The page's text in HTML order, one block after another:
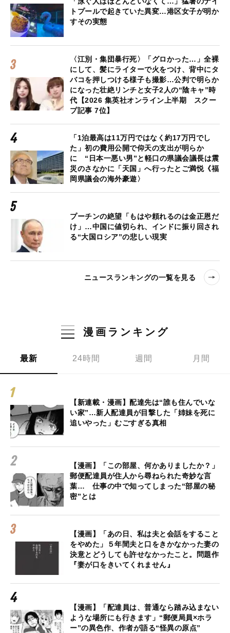
トプールで起きていた異変…港区女子が明か
すその実態
〈江別・集団暴行死〉「グロかった…」全裸
にして、髪にライターで火をつけ、背中にタ
バコを押しつける様子も撮影…公判で明らか
になった壮絶リンチと女子2人の“陰キャ”時
代【2026 集英社オンライン上半期 スクー
プ記事 7位】
「1泊最高は11万円ではなく約17万円でし
た」初の費用公開で仰天の支出が明らか
に “日本一悪い男”と軽口の県議会議長は震
災のさなかに「天国」へ行ったとご満悦《福
岡県議会の海外豪遊〉
プーチンの絶望「もはや頼れるのは金正恩だ
け」…中国に値切られ、インドに振り回され
る“大国ロシア”の悲しい現実
ニュースランキングの一覧を見る
漫画ランキング
最新 24時間 週間 月間
【新連載・漫画】配達先は“誰も住んでいな
い家”…新人配達員が目撃した「姉妹を死に
追いやった」むごすぎる真相
【漫画】「この部屋、何かありましたか？」
郵便配達員が住人から尋ねられた奇妙な言
葉… 仕事の中で知ってしまった“部屋の秘
密”とは
【漫画】「あの日、私は夫と会話をすること
をやめた」５年間夫と口をきかなかった妻の
決意とどうしても許せなかったこと。問題作
『妻が口をきいてくれません』
【漫画】「配達員は、普通なら踏み込まない
ような場所にも行きます」“郵便局員×ホラ
ー”の異色作、作者が語る“怪異の原点”